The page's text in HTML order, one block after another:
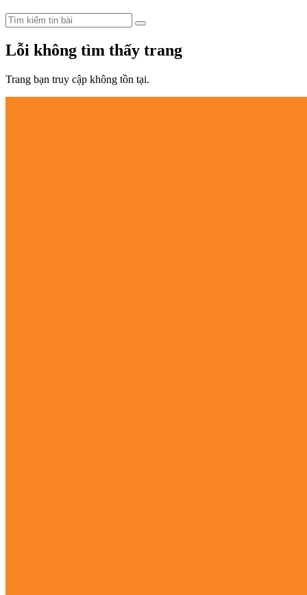
Lỗi không tìm thấy trang
Trang bạn truy cập không tồn tại.